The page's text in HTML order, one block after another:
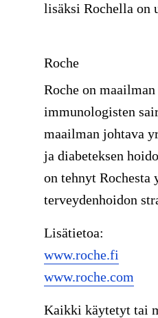
lisäksi Rochella on
Roche
Roche on
immunologisten
maailman johtava
ja diabeteksen
on tehnyt
terveydenhoidon
Lisätietoa:
www.roche.fi
www.roche.com
Kaikki käytetyt tai